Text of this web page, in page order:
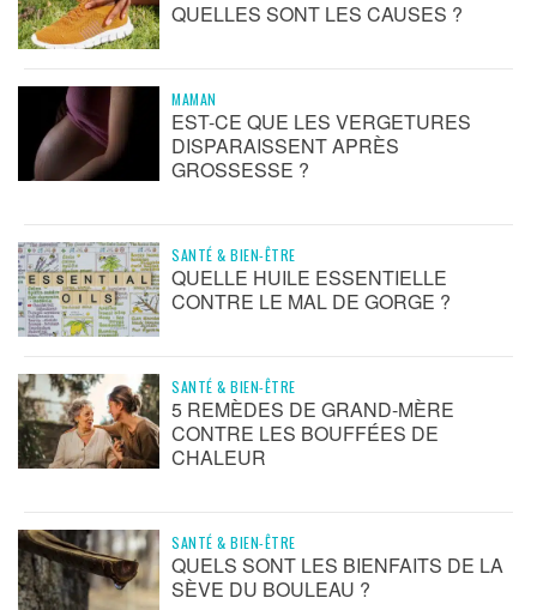
QUELLES SONT LES CAUSES ?
MAMAN
EST-CE QUE LES VERGETURES
DISPARAISSENT APRÈS
GROSSESSE ?
SANTÉ & BIEN-ÊTRE
QUELLE HUILE ESSENTIELLE
CONTRE LE MAL DE GORGE ?
SANTÉ & BIEN-ÊTRE
5 REMÈDES DE GRAND-MÈRE
CONTRE LES BOUFFÉES DE
CHALEUR
SANTÉ & BIEN-ÊTRE
QUELS SONT LES BIENFAITS DE LA
SÈVE DU BOULEAU ?